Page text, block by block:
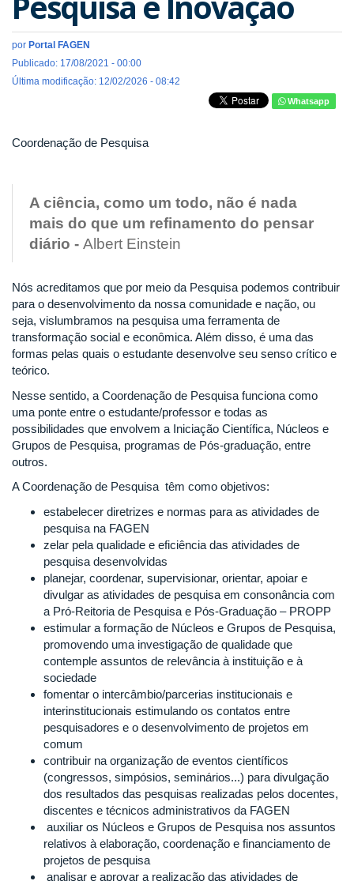
por Portal FAGEN
Publicado: 17/08/2021 - 00:00
Última modificação: 12/02/2026 - 08:42
Whatsapp
Coordenação de Pesquisa
A ciência, como um todo, não é nada
mais do que um refinamento do pensar
diário - Albert Einstein
Nós acreditamos que por meio da Pesquisa podemos contribuir
para o desenvolvimento da nossa comunidade e nação, ou
seja, vislumbramos na pesquisa uma ferramenta de
transformação social e econômica. Além disso, é uma das
formas pelas quais o estudante desenvolve seu senso crítico e
teórico.
Nesse sentido, a Coordenação de Pesquisa funciona como
uma ponte entre o estudante/professor e todas as
possibilidades que envolvem a Iniciação Científica, Núcleos e
Grupos de Pesquisa, programas de Pós-graduação, entre
outros.
A Coordenação de Pesquisa têm como objetivos:
estabelecer diretrizes e normas para as atividades de
pesquisa na FAGEN
zelar pela qualidade e eficiência das atividades de
pesquisa desenvolvidas
planejar, coordenar, supervisionar, orientar, apoiar e
divulgar as atividades de pesquisa em consonância com
a Pró-Reitoria de Pesquisa e Pós-Graduação – PROPP
estimular a formação de Núcleos e Grupos de Pesquisa,
promovendo uma investigação de qualidade que
contemple assuntos de relevância à instituição e à
sociedade
fomentar o intercâmbio/parcerias institucionais e
interinstitucionais estimulando os contatos entre
pesquisadores e o desenvolvimento de projetos em
comum
contribuir na organização de eventos científicos
(congressos, simpósios, seminários...) para divulgação
dos resultados das pesquisas realizadas pelos docentes,
discentes e técnicos administrativos da FAGEN
auxiliar os Núcleos e Grupos de Pesquisa nos assuntos
relativos à elaboração, coordenação e financiamento de
projetos de pesquisa
analisar e aprovar a realização das atividades de